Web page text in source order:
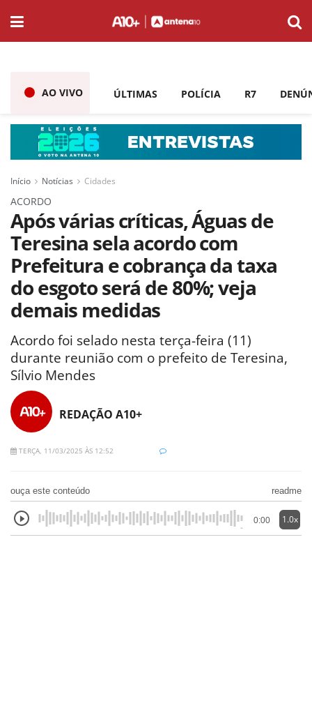
AO VIVO ÚLTIMAS POLÍCIA R7
Início Notícias Cidades
ACORDO
Após várias críticas, Águas de
Teresina sela acordo com
Prefeitura e cobrança da taxa
do esgoto será de 80%; veja
demais medidas
Acordo foi selado nesta terça-feira (11)
durante reunião com o prefeito de Teresina,
Sílvio Mendes
REDAÇÃO A10+
TERÇA, 11/03/2025 ÀS 12:52
ouça este conteúdo readme
0:00 1.0x